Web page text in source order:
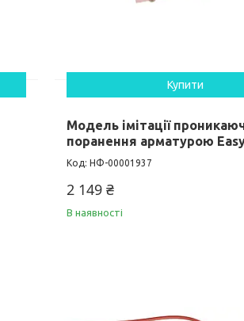
Купити
Модель імітації
поранення арматурою
НФ-00001937
2 149 ₴
В наявності